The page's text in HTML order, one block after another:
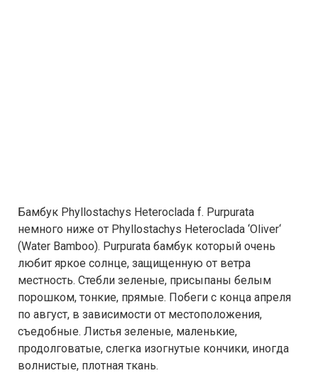
Бамбук Phyllostachys Heteroclada f. Purpurata
немного ниже от Phyllostachys Heteroclada ‘Oliver‘
(Water Bamboo). Purpurata бамбук который очень
любит яркое солнце, защищенную от ветра
местность. Стебли зеленые, присыпаны белым
порошком, тонкие, прямые. Побеги с конца апреля
по август, в зависимости от местоположения,
съедобные. Листья зеленые, маленькие,
продолговатые, слегка изогнутые кончики, иногда
волнистые, плотная ткань.